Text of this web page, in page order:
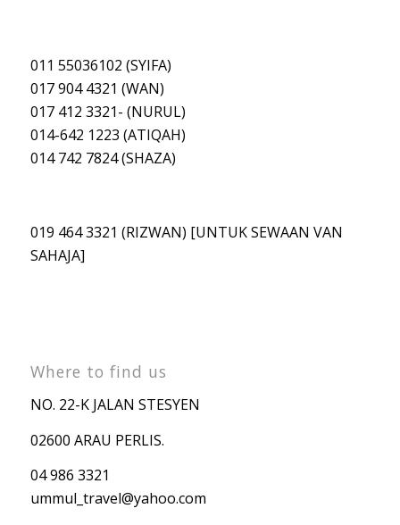
011 55036102 (SYIFA)
017 904 4321 (WAN)
017 412 3321- (NURUL)
014-642 1223 (ATIQAH)
014 742 7824 (SHAZA)
019 464 3321 (RIZWAN) [UNTUK SEWAAN VAN
SAHAJA]
Where to find us
NO. 22-K JALAN STESYEN
02600 ARAU PERLIS.
04 986 3321
ummul_travel@yahoo.com